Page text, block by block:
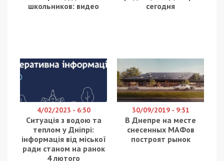
школьников: видео
сегодня
4/02/2023 - 6:50
Ситуація з водою та
теплом у Дніпрі:
інформація від міської
ради станом на ранок
4 лютого
30/09/2019 - 9:51
В Днепре на месте
снесенных МАФов
построят рынок